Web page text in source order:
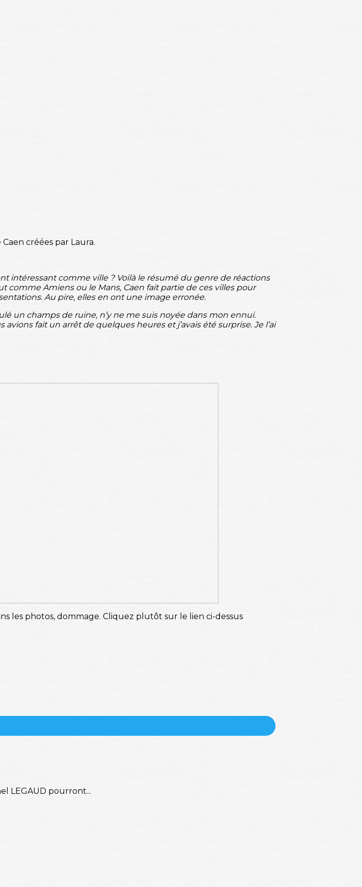
créées par Laura.
intéressant comme ville ? Voilà le résumé du genre de réactions
comme Amiens ou le Mans, Caen fait partie de ces villes pour
Au pire, elles en ont une image erronée.
un champs de ruine, n’y ne me suis noyée dans mon ennui.
fait un arrêt de quelques heures et j’avais été surprise. Je l’ai
les photos, dommage. Cliquez plutôt sur le lien ci-dessus
LEGAUD pourront...